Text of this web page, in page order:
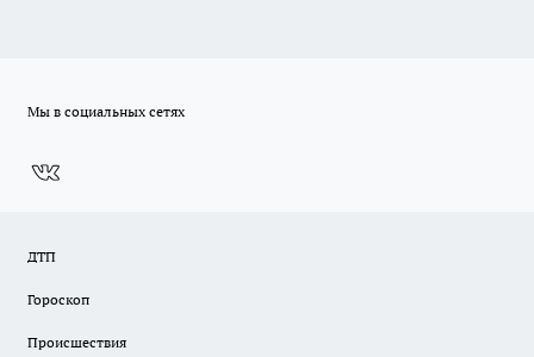
Мы в социальных сетях
ДТП
Гороскоп
Происшествия